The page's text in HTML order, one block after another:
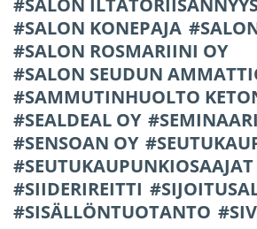
SALON
SALON KONEPAJA
SALON ROSMARIINI OY
SALON SEUDUN
SAMMUTINHUOLTO
SEALDEAL OY
SEMINAARI
SENSOAN OY
SEUTUKAUPUNKIOSAAJAT
SIIDERIREITTI
SISÄLLÖNTUOTANTO